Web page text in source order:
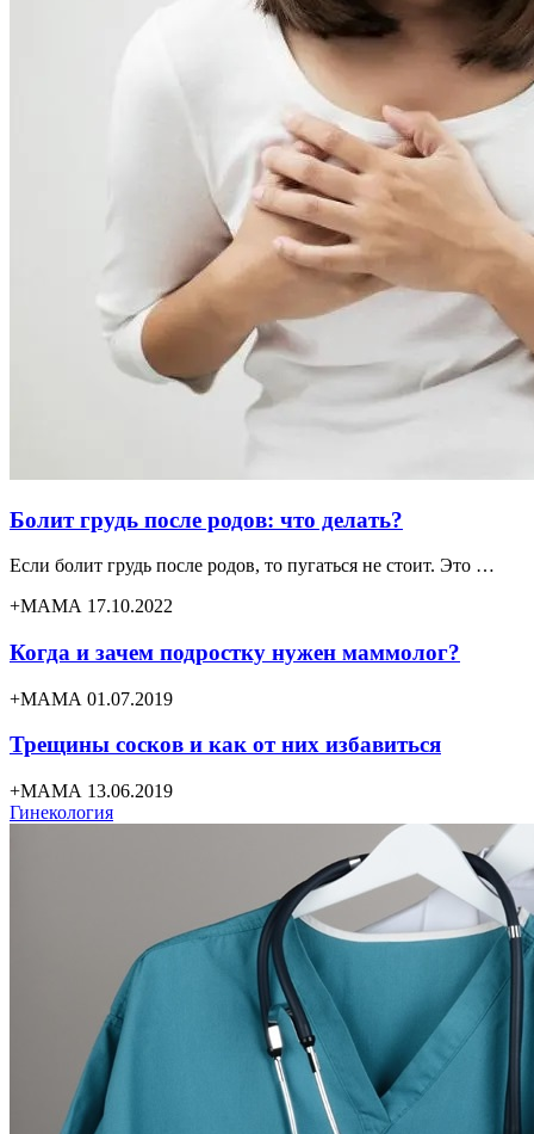
Болит грудь после родов: что делать?
Если болит грудь после родов, то пугаться не стоит. Это …
+МАМА 17.10.2022
Когда и зачем подростку нужен маммолог?
+МАМА 01.07.2019
Трещины сосков и как от них избавиться
+МАМА 13.06.2019
Гинекология